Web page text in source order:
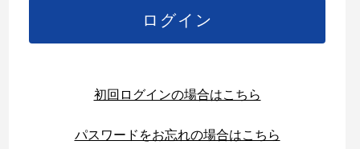
初回ログインの場合はこちら
パスワードをお忘れの場合はこちら